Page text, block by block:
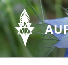
Aller
au
contenu
principal